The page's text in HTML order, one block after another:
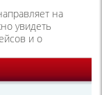
на
увидеть
и о